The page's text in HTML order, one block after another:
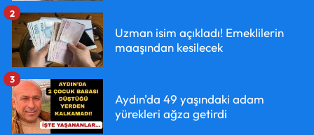
Uzman isim açıkladı! Emeklilerin
maaşından kesilecek
2
Aydın'da 49 yaşındaki adam
yürekleri ağza getirdi
3